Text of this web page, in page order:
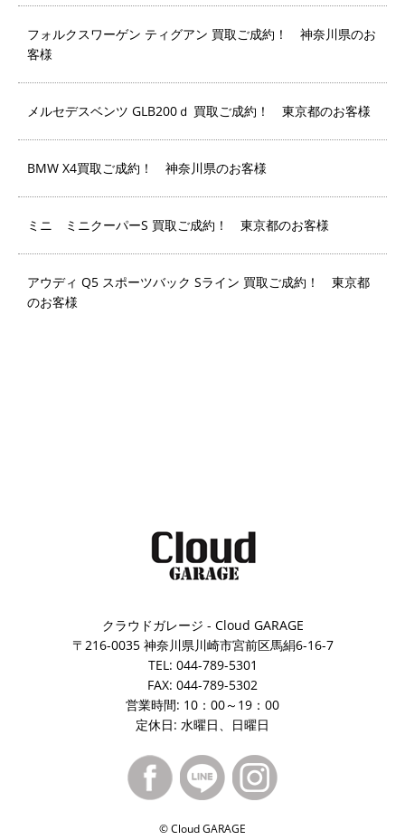
フォルクスワーゲン ティグアン 買取ご成約！ 神奈川県のお
客様
メルセデスベンツ GLB200ｄ 買取ご成約！ 東京都のお客様
BMW X4買取ご成約！ 神奈川県のお客様
ミニ ミニクーパーS 買取ご成約！ 東京都のお客様
アウディ Q5 スポーツバック Sライン 買取ご成約！ 東京都
のお客様
クラウドガレージ - Cloud GARAGE
〒216-0035 神奈川県川崎市宮前区馬絹6-16-7
TEL: 044-789-5301
FAX: 044-789-5302
営業時間: 10：00～19：00
定休日: 水曜日、日曜日
© Cloud GARAGE